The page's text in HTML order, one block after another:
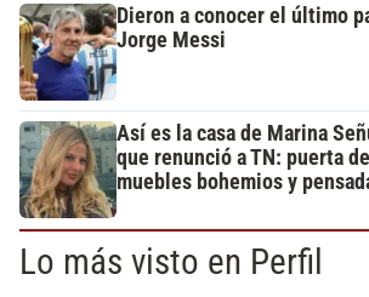
Dieron a conocer el último
Jorge Messi
Así es la casa de Marina
que renunció a TN: puerta
muebles bohemios y
Lo más visto en Perfil